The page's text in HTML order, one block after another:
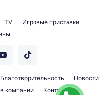
TV
Игровые приставки
Благотворительность
Новости
компании Контакты